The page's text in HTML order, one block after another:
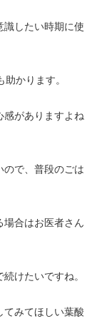
識したい時期に使
かります。
感がありますよね
ので、普段のごは
場合はお医者さん
けたいですね。
てみてほしい葉酸